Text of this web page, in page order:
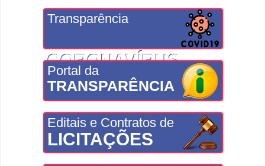
Transparência
CORONAVÍRUS
Portal da
TRANSPARÊNCIA
Editais e Contratos de
LICITAÇÕES